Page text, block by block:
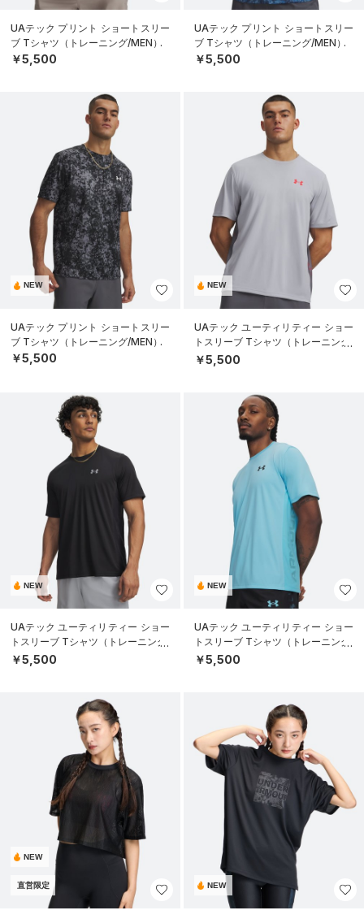
UAテック プリント ショートスリー
ブ Tシャツ（トレーニング/MEN）
￥5,500
UAテック プリント ショートスリー
ブ Tシャツ（トレーニング/MEN）
￥5,500
NEW
UAテック プリント ショートスリー
ブ Tシャツ（トレーニング/MEN）
￥5,500
NEW
UAテック ユーティリティー ショー
トスリーブ Tシャツ（トレーニング/
MEN）
￥5,500
NEW
UAテック ユーティリティー ショー
トスリーブ Tシャツ（トレーニング/
MEN）
￥5,500
NEW
UAテック ユーティリティー ショー
トスリーブ Tシャツ（トレーニング/
MEN）
￥5,500
NEW
直営限定 NEW